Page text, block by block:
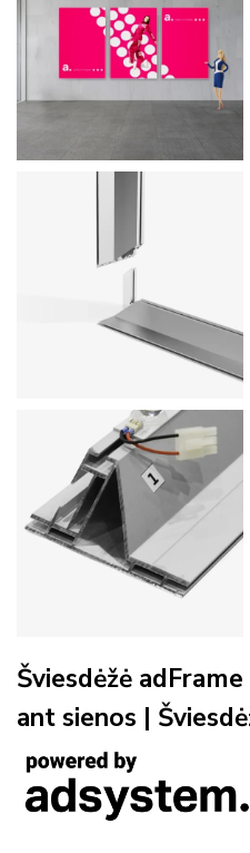
Šviesdėžė
ant sienos |